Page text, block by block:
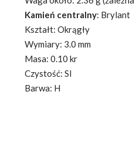
Kamień centralny: Brylant
Kształt: Okrągły
Wymiary: 3.0 mm
Masa: 0.10 kr
Czystość: SI
Barwa: H